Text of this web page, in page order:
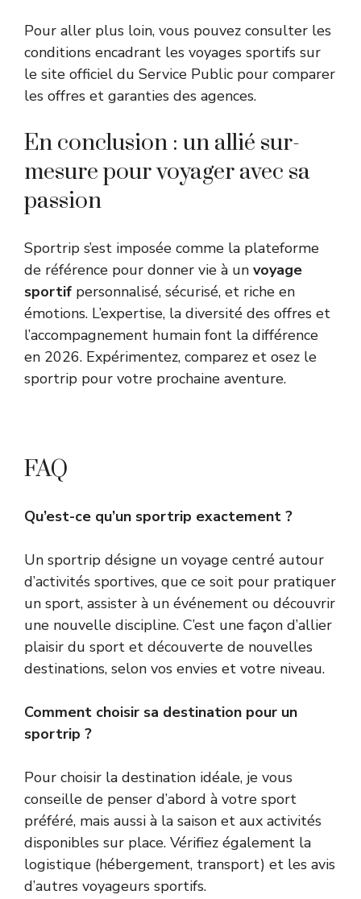
Pour aller plus loin, vous pouvez consulter les
conditions encadrant les voyages sportifs sur
le site officiel du Service Public pour comparer
les offres et garanties des agences.
En conclusion : un allié sur-
mesure pour voyager avec sa
passion
Sportrip s’est imposée comme la plateforme
de référence pour donner vie à un voyage
sportif personnalisé, sécurisé, et riche en
émotions. L’expertise, la diversité des offres et
l’accompagnement humain font la différence
en 2026. Expérimentez, comparez et osez le
sportrip pour votre prochaine aventure.
FAQ
Qu’est-ce qu’un sportrip exactement ?
Un sportrip désigne un voyage centré autour
d’activités sportives, que ce soit pour pratiquer
un sport, assister à un événement ou découvrir
une nouvelle discipline. C’est une façon d’allier
plaisir du sport et découverte de nouvelles
destinations, selon vos envies et votre niveau.
Comment choisir sa destination pour un
sportrip ?
Pour choisir la destination idéale, je vous
conseille de penser d’abord à votre sport
préféré, mais aussi à la saison et aux activités
disponibles sur place. Vérifiez également la
logistique (hébergement, transport) et les avis
d’autres voyageurs sportifs.